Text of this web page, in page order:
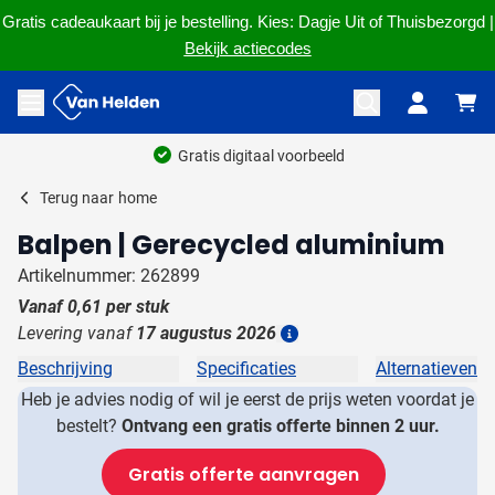
Gratis cadeaukaart bij je bestelling. Kies: Dagje Uit of Thuisbezorgd |
Bekijk actiecodes
Ga naar de inhoud
Menu openen
Gratis digitaal voorbeeld
Terug naar home
Balpen | Gerecycled aluminium
Artikelnummer: 262899
Vanaf0,61 per stuk
Levering vanaf 17 augustus 2026
Beschrijving Specificaties
Alternatieven
Heb je advies nodig of wil je eerst de prijs weten voordat je
bestelt? Ontvang een gratis offerte binnen 2 uur.
Gratis offerte aanvragen